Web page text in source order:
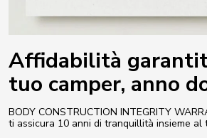
Affidabilità
tuo camper, anno
BODY CONSTRUCTION INTEGRITY
ti assicura 10 anni di tranquillità insieme al